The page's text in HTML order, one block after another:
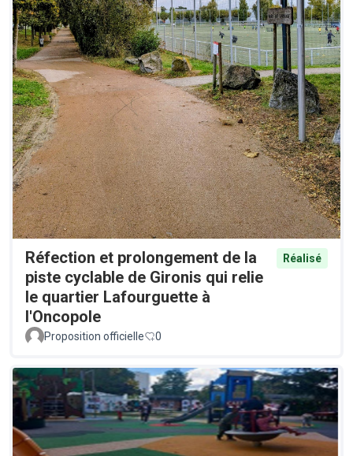
Réfection et prolongement de la
piste cyclable de Gironis qui relie
le quartier Lafourguette à
l'Oncopole
Réalisé
Proposition officielle 0